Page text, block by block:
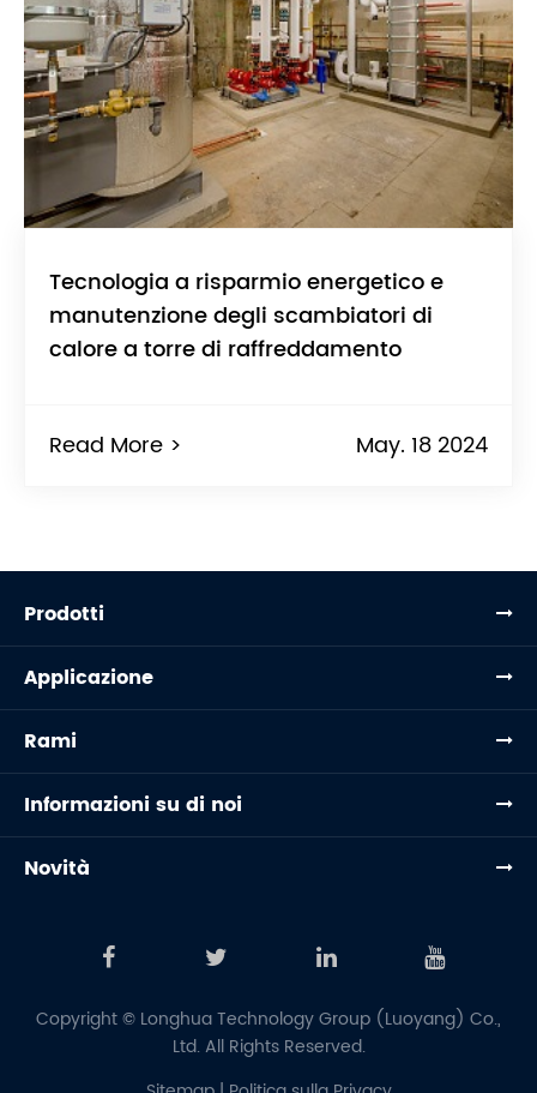
Tecnologia a risparmio energetico e
manutenzione degli scambiatori di
calore a torre di raffreddamento
Read More > May. 18 2024
Prodotti
Applicazione
Rami
Informazioni su di noi
Novità
Copyright © Longhua Technology Group (Luoyang) Co.,
Ltd.All Rights Reserved.